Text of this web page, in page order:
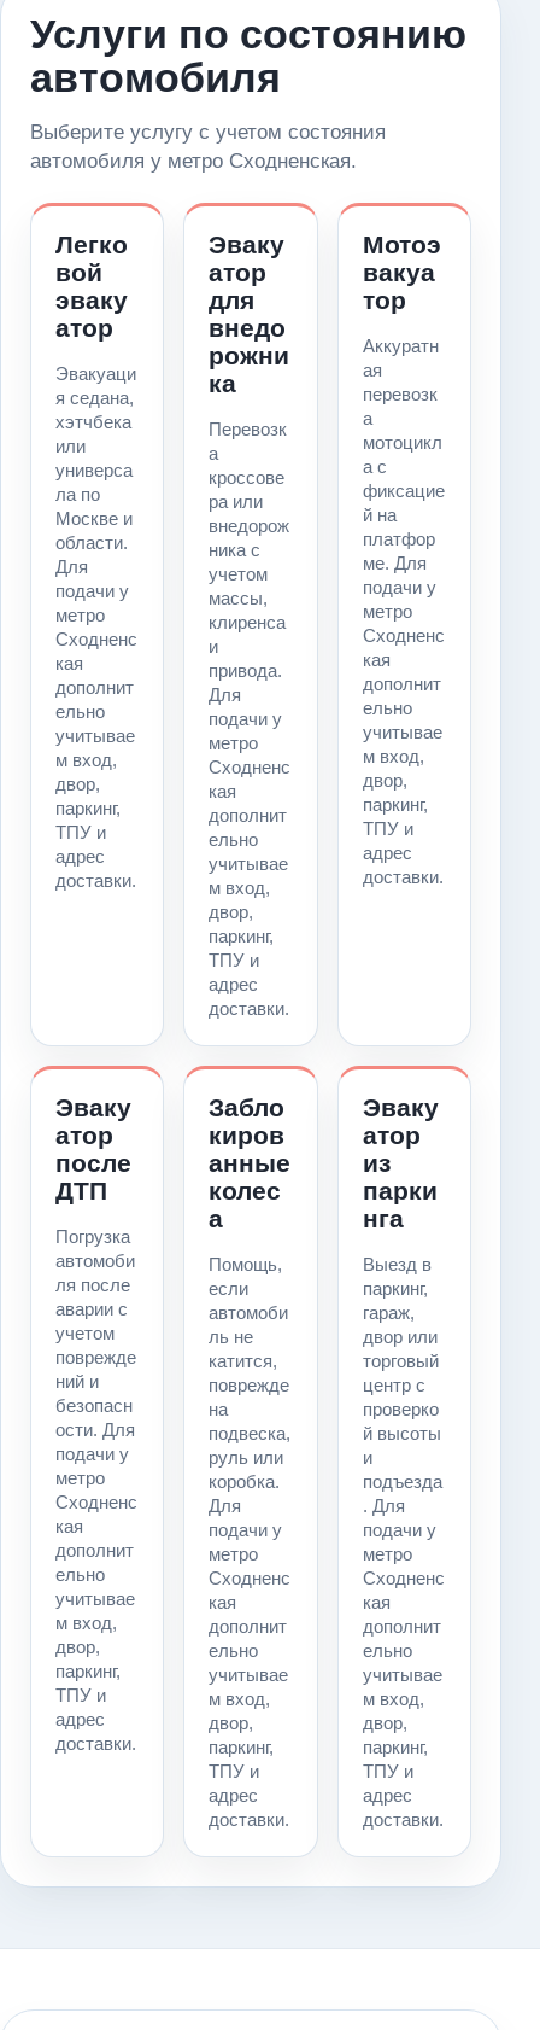
Услуги по состоянию
автомобиля
Выберите услугу с учетом состояния
автомобиля у метро Сходненская.
Легко
вой
эваку
атор
Эвакуаци
я седана,
хэтчбека
или
универса
ла по
Москве и
области.
Для
подачи у
метро
Сходненс
кая
дополнит
ельно
учитывае
м вход,
двор,
паркинг,
ТПУ и
адрес
доставки.
Эваку
атор
для
внедо
рожни
ка
Перевозк
а
кроссове
ра или
внедорож
ника с
учетом
массы,
клиренса
и
привода.
Для
подачи у
метро
Сходненс
кая
дополнит
ельно
учитывае
м вход,
двор,
паркинг,
ТПУ и
адрес
доставки.
Мотоэ
вакуа
тор
Аккуратн
ая
перевозк
а
мотоцикл
а с
фиксацие
й на
платфор
ме. Для
подачи у
метро
Сходненс
кая
дополнит
ельно
учитывае
м вход,
двор,
паркинг,
ТПУ и
адрес
доставки.
Эваку
атор
после
ДТП
Погрузка
автомоби
ля после
аварии с
учетом
поврежде
ний и
безопасн
ости. Для
подачи у
метро
Сходненс
кая
дополнит
ельно
учитывае
м вход,
двор,
паркинг,
ТПУ и
адрес
доставки.
Забло
киров
анные
колес
а
Помощь,
если
автомоби
ль не
катится,
поврежде
на
подвеска,
руль или
коробка.
Для
подачи у
метро
Сходненс
кая
дополнит
ельно
учитывае
м вход,
двор,
паркинг,
ТПУ и
адрес
доставки.
Эваку
атор
из
парки
нга
Выезд в
паркинг,
гараж,
двор или
торговый
центр с
проверко
й высоты
и
подъезда
. Для
подачи у
метро
Сходненс
кая
дополнит
ельно
учитывае
м вход,
двор,
паркинг,
ТПУ и
адрес
доставки.